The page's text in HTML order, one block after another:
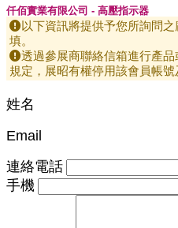
仟佰實業有限公司 - 高壓指示器
以下資訊將提供予您所詢問
填。
透過參展商聯絡信箱進行產
規定，展昭有權停用該會員帳號
姓名
Email
連絡電話
手機